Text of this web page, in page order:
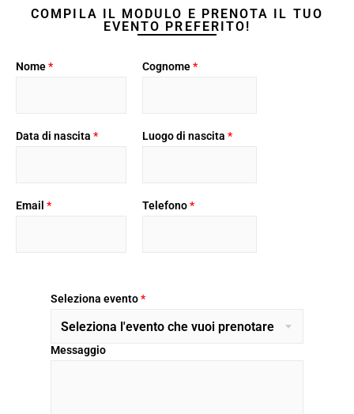
COMPILA IL MODULO E PRENOTA IL TUO
EVENTO PREFERITO!
Nome*
Data di nascita *
Email *
Cognome*
Luogo di nascita *
Telefono*
Seleziona evento*
Seleziona l'evento che vuoi prenotare
Messaggio